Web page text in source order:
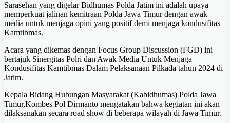
Sarasehan yang digelar Bidhumas Polda Jatim ini adalah upaya
memperkuat jalinan kemitraan Polda Jawa Timur dengan awak
media untuk menjaga opini yang positif demi menjaga kondusifitas
Kamtibmas.
Acara yang dikemas dengan Focus Group Discussion (FGD) ini
bertajuk Sinergitas Polri dan Awak Media Untuk Menjaga
Kondusifitas Kamtibmas Dalam Pelaksanaan Pilkada tahun 2024 di
Jatim.
Kepala Bidang Hubungan Masyarakat (Kabidhumas) Polda Jawa
Timur,Kombes Pol Dirmanto mengatakan bahwa kegiatan ini akan
dilaksanakan secara road show di beberapa wilayah di Jawa Timur.